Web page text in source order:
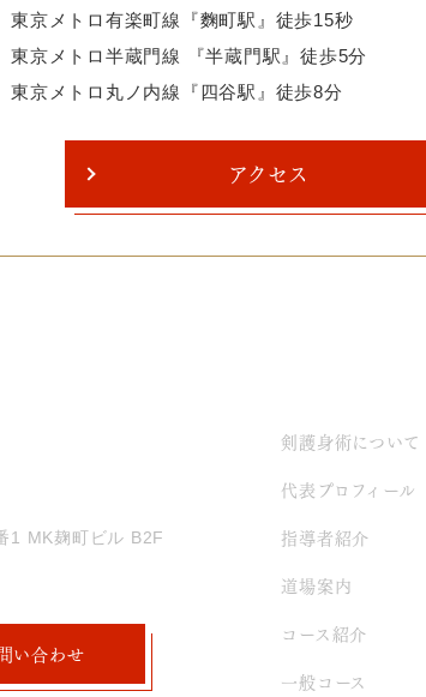
東京メトロ有楽町線『麴町駅』徒歩15秒
東京メトロ半蔵門線 『半蔵門駅』徒歩5分
東京メトロ丸ノ内線『四谷駅』徒歩8分
アクセス
MK麹町ビル B2F
い合わせ
剣護身術について
代表プロフィール
指導者紹介
道場案内
コース紹介
一般コース